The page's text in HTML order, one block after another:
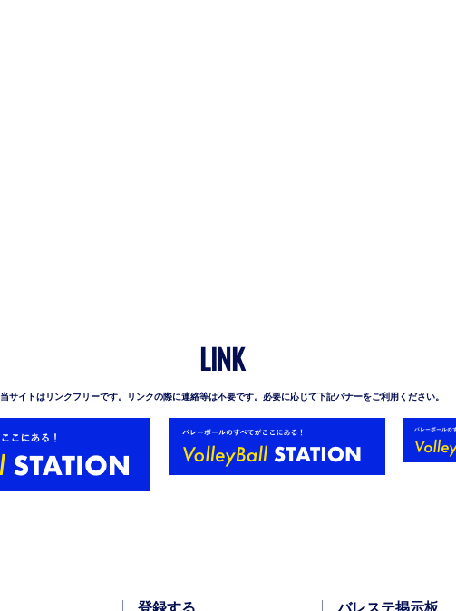
LINK
当サイトはリンクフリーです。リンクの際に連絡等は不要です。必要に応じて下記バナーをご利用ください。
登録する バレステ掲示板